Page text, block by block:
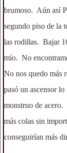
brumoso. Aún así
segundo piso de la
las rodillas. Bajar
mío. No
No nos quedo más
pasó un ascensor
monstruo de
más colas sin
conseguirían más